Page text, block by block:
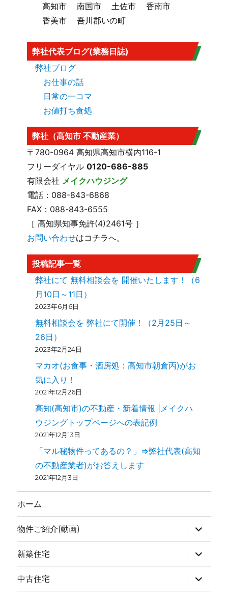
高知市
南国市 土佐市
香南市
香美市
吾川郡いの町
弊社代表ブログ(業務日誌)
弊社ブログ
お仕事の話
日常の一コマ
お値打ち食処
弊社（高知市 不動産業）
〒780-0964 高知県高知市横内116-1
フリーダイヤル0120-686-885
有限会社 メイクハウジング
電話：088-843-6868
FAX：088-843-6555
［ 高知県知事免許(4)2461号 ］
お問い合わせはコチラへ。
投稿記事一覧
弊社にて 無料相談会を 開催いたします！（6
月10日～11日）
2023年6月6日
無料相談会を 弊社にて開催！（2月25日～
26日）
2023年2月24日
マカオ(お食事・酒房処：高知市朝倉丙)がお
気に入り！
2021年12月26日
高知(高知市)の不動産・新着情報 |メイクハ
ウジングトップページへの表記例
2021年12月13日
「マル秘物件ってあるの？」⇒弊社代表(高知
の不動産業者)がお答えします
2021年12月3日
ホーム
物件ご紹介(動画)
新築住宅
中古住宅